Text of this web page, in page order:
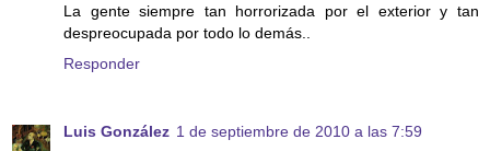
La gente siempre tan horrorizada por el exterior y tan
despreocupada por todo lo demás..
Responder
Luis González 1 de septiembre de 2010 a las 7:59